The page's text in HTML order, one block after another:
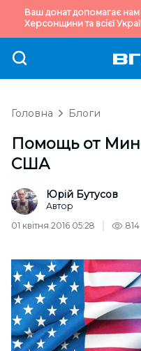
Ваш донат допомагає
Херсонщини та всієї
Головна Блоги
Помощь от
США
Юрій Бутусов
Автор
01 квітня 2016 05:28
814